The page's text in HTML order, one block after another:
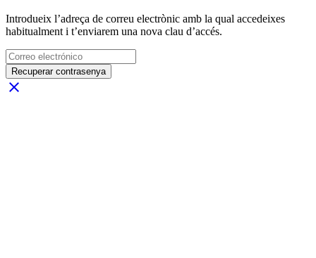
Introdueix l’adreça de correu electrònic amb la qual accedeixes
habitualment i t’enviarem una nova clau d’accés.
Recuperar contrasenya
close